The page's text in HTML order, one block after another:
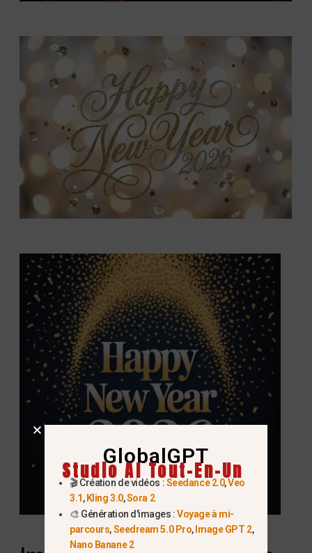
GlobalGPT
Studio AI Tout-En-Un
🎬 Création de vidéos :Seedance 2.0,Veo
3.1, Kling 3.0,Sora 2
🎨 Génération d'images :Voyage à mi-
parcours,Seedream 5.0 Pro, Image GPT 2,
Nano Banane 2